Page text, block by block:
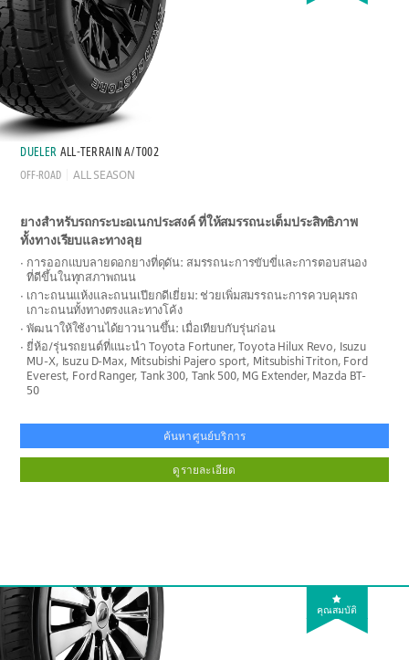
DUELER ALL-TERRAIN A/T002
OFF-ROAD ALL SEASON
ยางสำหรับรถกระบะอเนกประสงค์ ที่ให้สมรรถนะเต็มประสิทธิภาพ
ทั้งทางเรียบและทางลุย
การออกแบบลายดอกยางที่ดุดัน: สมรรถนะการขับขี่และการตอบสนอง
ที่ดีขึ้นในทุกสภาพถนน
เกาะถนนแห้งและถนนเปียกดีเยี่ยม: ช่วยเพิ่มสมรรถนะการควบคุมรถ
เกาะถนนทั้งทางตรงและทางโค้ง
พัฒนาให้ใช้งานได้ยาวนานขึ้น: เมื่อเทียบกับรุ่นก่อน
ยี่ห้อ/รุ่นรถยนต์ที่แนะนำ Toyota Fortuner, Toyota Hilux Revo, Isuzu
MU-X, Isuzu D-Max, Mitsubishi Pajero sport, Mitsubishi Triton, Ford
Everest, Ford Ranger, Tank 300, Tank 500, MG Extender, Mazda BT-
50
ค้นหาศูนย์บริการ
ดูรายละเอียด
คุณสมบัติ